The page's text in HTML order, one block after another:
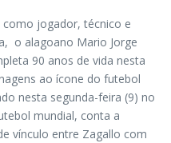
jogador, técnico e
o alagoano Mario Jorge
90 anos de vida nesta
ao ícone do futebol
nesta segunda-feira (9) no
mundial, conta a
vínculo entre Zagallo com